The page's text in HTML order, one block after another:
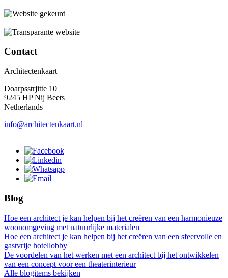
Contact
Architectenkaart
Doarpsstrjitte 10
9245 HP Nij Beets
Netherlands
info@architectenkaart.nl
Blog
Hoe een architect je kan helpen bij het creëren van een harmonieuze
woonomgeving met natuurlijke materialen
Hoe een architect je kan helpen bij het creëren van een sfeervolle en
gastvrije hotellobby
De voordelen van het werken met een architect bij het ontwikkelen
van een concept voor een theaterinterieur
Alle blogitems bekijken